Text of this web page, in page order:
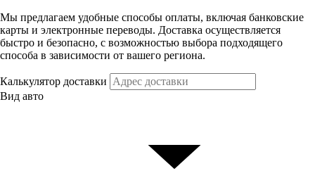
Мы предлагаем удобные способы оплаты, включая банковские
карты и электронные переводы. Доставка осуществляется
быстро и безопасно, с возможностью выбора подходящего
способа в зависимости от вашего региона.
Калькулятор доставки
Вид авто